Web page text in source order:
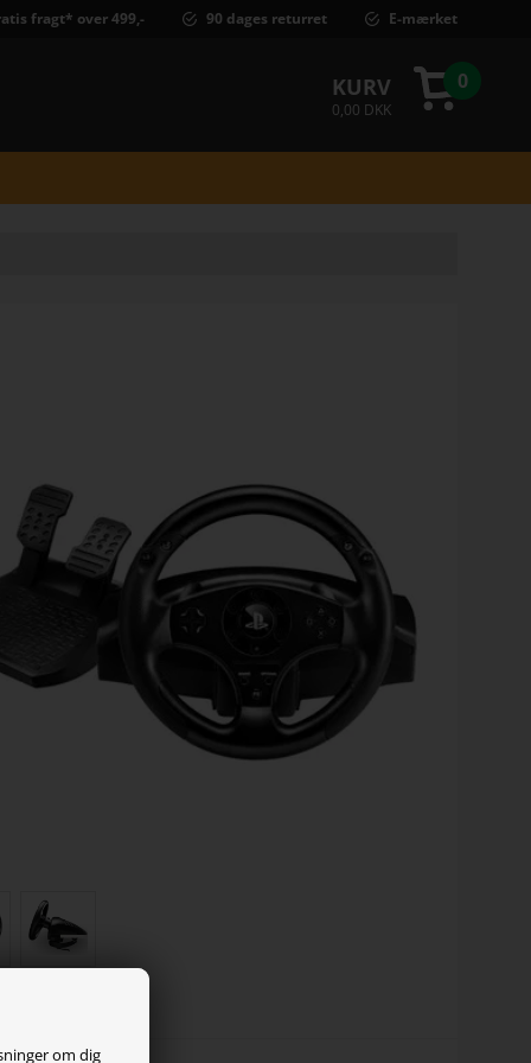
om dig
fragt* over 499,- 90 dages returret E-mærket
KURV
0,00 DKK
0